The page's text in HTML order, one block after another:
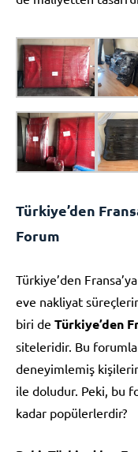
Türkiye’den
Forum
Türkiye’den
eve nakliyat
biri de Türkiye’den
siteleridir. Bu
deneyimlemiş
ile doludur. Peki, bu
kadar popülerlerdir?